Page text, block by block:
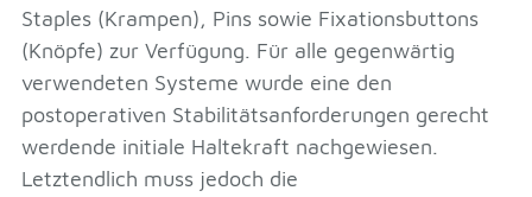
Staples (Krampen), Pins sowie Fixationsbuttons
(Knöpfe) zur Verfügung. Für alle gegenwärtig
verwendeten Systeme wurde eine den
postoperativen Stabilitätsanforderungen gerecht
werdende initiale Haltekraft nachgewiesen.
Letztendlich muss jedoch die